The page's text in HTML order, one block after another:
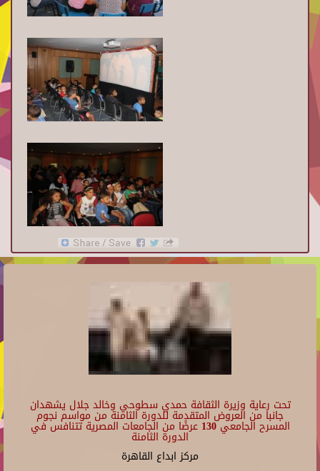
تحت رعاية وزيرة الثقافة حمدي سطوحي وخالد جلال يشهدان
جانبا من العروض المتقدمة للدورة الثامنة من مواسم نجوم
المسرح الجامعي 130 عرضًا من الجامعات المصرية تتنافس في
الدورة الثامنة
مركز ابداع القاهرة